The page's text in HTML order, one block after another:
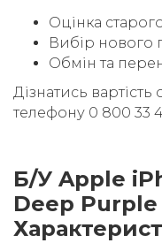
Оцінка
Вибір нового
Обмін та
Дізнатись
телефону 0 800 33
Б/У Apple
Deep Purple